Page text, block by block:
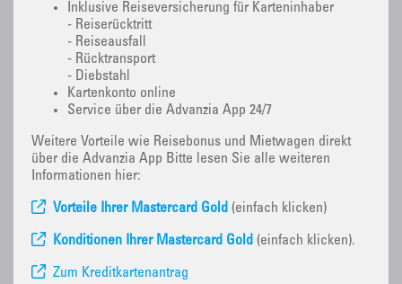
Inklusive Reiseversicherung für Karteninhaber
- Reiserücktritt
- Reiseausfall
- Rücktransport
- Diebstahl
Kartenkonto online
Service über die Advanzia App 24/7
Weitere Vorteile wie Reisebonus und Mietwagen direkt
über die Advanzia App Bitte lesen Sie alle weiteren
Informationen hier:
Vorteile Ihrer Mastercard Gold (einfach klicken)
Konditionen Ihrer Mastercard Gold (einfach klicken).
Zum Kreditkartenantrag